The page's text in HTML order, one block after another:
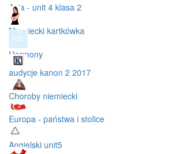
Asia - unit 4 klasa 2
Niemiecki kartkówka
Hormony
audycje kanon 2 2017
Choroby niemiecki
Europa - państwa i stolice
Angielski unit5